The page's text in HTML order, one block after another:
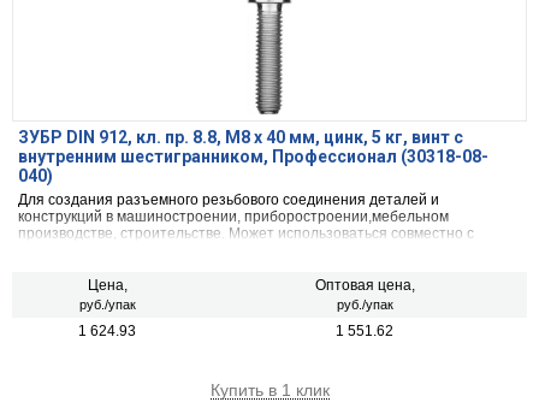
ЗУБР DIN 912, кл. пр. 8.8, М8 х 40 мм, цинк, 5 кг, винт с
внутренним шестигранником, Профессионал (30318-08-
040)
Для создания разъемного резьбового соединения деталей и
конструкций в машиностроении, приборостроении,мебельном
производстве, строительстве. Может использоваться совместно с
Цена,
руб./упак
Оптовая цена,
руб./упак
1 624.93 1 551.62
Купить в 1 клик